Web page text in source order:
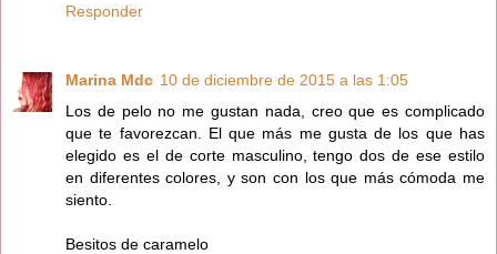
Responder
Marina Mdc 10 de diciembre de 2015 a las 1:05
Los de pelo no me gustan nada, creo que es complicado
que te favorezcan. El que más me gusta de los que has
elegido es el de corte masculino, tengo dos de ese estilo
en diferentes colores, y son con los que más cómoda me
siento.
Besitos de caramelo